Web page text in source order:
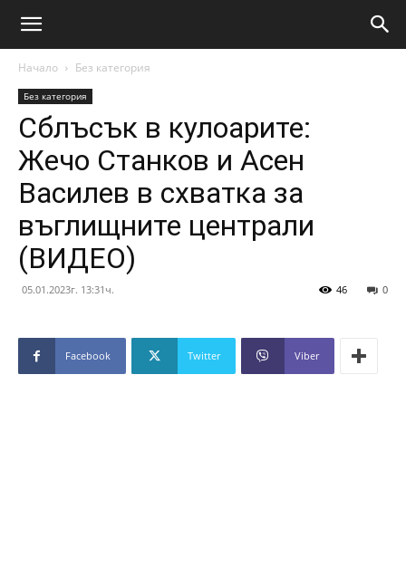
Начало Без категория
Без категория
Сблъсък в кулоарите:
Жечо Станков и Асен
Василев в схватка за
въглищните централи
(ВИДЕО)
05.01.2023г. 13:31ч. 0
46
Facebook Twitter Viber